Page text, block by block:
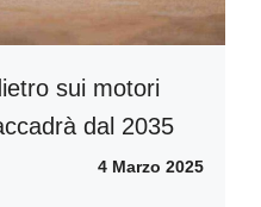
sui motori
dal 2035
4 Marzo 2025